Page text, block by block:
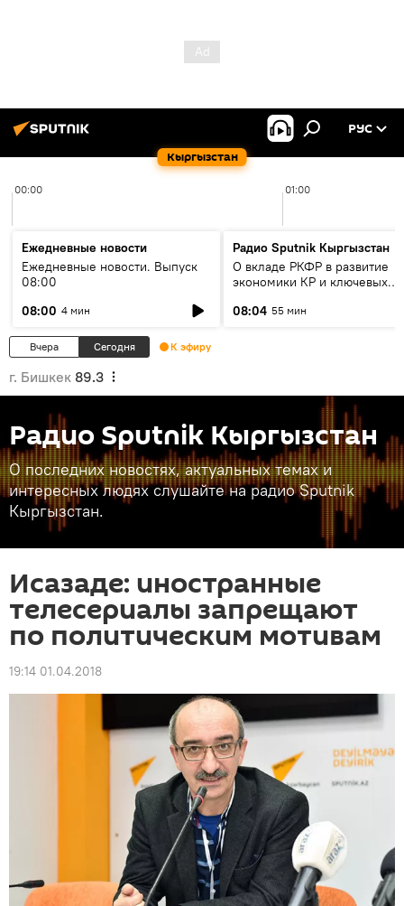
Кыргызстан
РУС
00:00 01:00
Ежедневные новости
Ежедневные новости. Выпуск
08:00
08:00 4 мин
Радио Sputnik Кыргызстан
О вкладе РКФР в развитие
экономики КР и ключевых
08:04 55 мин
Вчера Сегодня К эфиру
г. Бишкек 89.3
Радио Sputnik Кыргызстан
О последних новостях, актуальных темах и
интересных людях слушайте на радио Sputnik
Кыргызстан.
Исазаде: иностранные
телесериалы запрещают
по политическим мотивам
19:14 01.04.2018